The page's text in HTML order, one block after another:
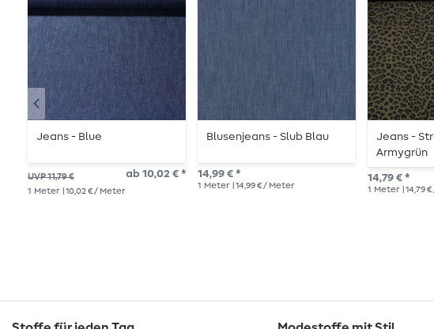
Jeans - Blue
UVP 11,79 € ab 10,02 € *
1 Meter | 10,02 € / Meter
Blusenjeans - Slub Blau
14,99 € *
1 Meter | 14,99 € / Meter
Jeans -
Armygrün
14,79 € *
1 Meter | 14,79